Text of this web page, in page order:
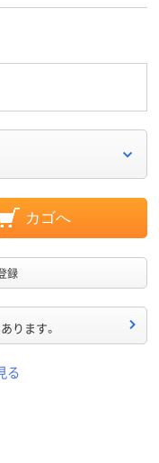
カゴへ
録
ります。
る